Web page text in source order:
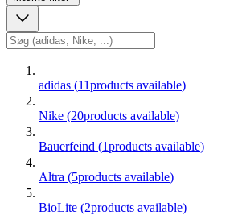
adidas (11products available)
Nike (20products available)
Bauerfeind (1products available)
Altra (5products available)
BioLite (2products available)